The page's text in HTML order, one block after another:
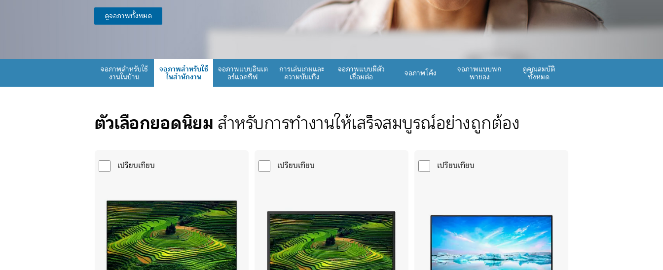
ดูจอภาพทั้งหมด
จอภาพสำหรับใช้
งานในบ้าน
จอภาพสำหรับใช้
ในสำนักงาน
จอภาพแบบอินเต
อร์แอคทีฟ
การเล่นเกมและ
ความบันเทิง
จอภาพแบบมีตัว
เชื่อมต่อ จอภาพโค้ง จอภาพแบบพก
พาของ
ดูคุณสมบัติ
ทั้งหมด
ตัวเลือกยอดนิยม สำหรับการทำงานให้เสร็จสมบูรณ์อย่างถูกต้อง
เปรียบเทียบ เปรียบเทียบ เปรียบเทียบ